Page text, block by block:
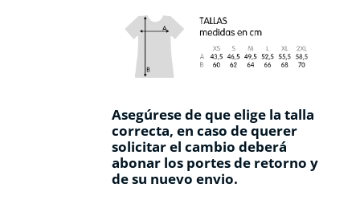
Asegúrese de que elige la talla
correcta, en caso de querer
solicitar el cambio deberá
abonar los portes de retorno y
de su nuevo envio.